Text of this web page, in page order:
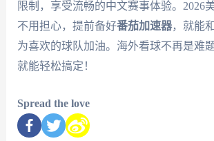
限制，享受流畅的中文赛事体验。2026
不用担心，提前备好番茄加速器，就能
为喜欢的球队加油。海外看球不再是难
就能轻松搞定！
Spread the love